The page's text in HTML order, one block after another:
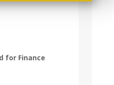
for Finance